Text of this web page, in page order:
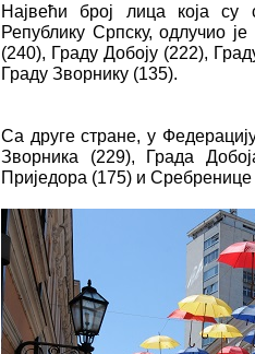
Највећи број лица која
Републику Српску, одлучио
(240), Граду Добоју (222),
Граду Зворнику (135).
Са друге стране, у
Зворника (229), Града
Приједора (175) и Сребренице